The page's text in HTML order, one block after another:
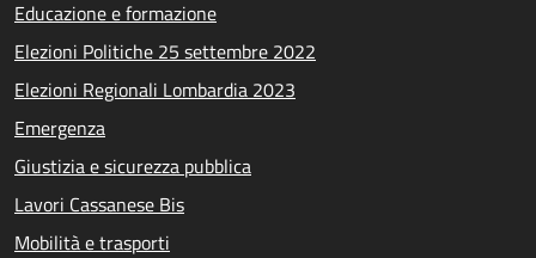
Educazione e formazione
Elezioni Politiche 25 settembre 2022
Elezioni Regionali Lombardia 2023
Emergenza
Giustizia e sicurezza pubblica
Lavori Cassanese Bis
Mobilità e trasporti